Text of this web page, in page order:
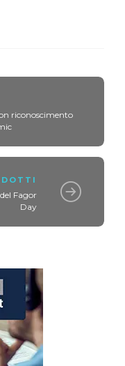
riconoscimento
Fagor
Day